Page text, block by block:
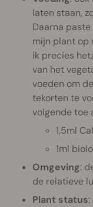
laten staan,
Daarna
mijn plant op
ik precies
van het
voeden om
tekorten te
volgende toe
1,5ml
1ml
Omgeving:
de relatieve
Plant status